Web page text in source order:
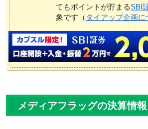
てもポイントが貯まるSBI
象です（ タイアップ企画に
メディアフラッグの決算情報